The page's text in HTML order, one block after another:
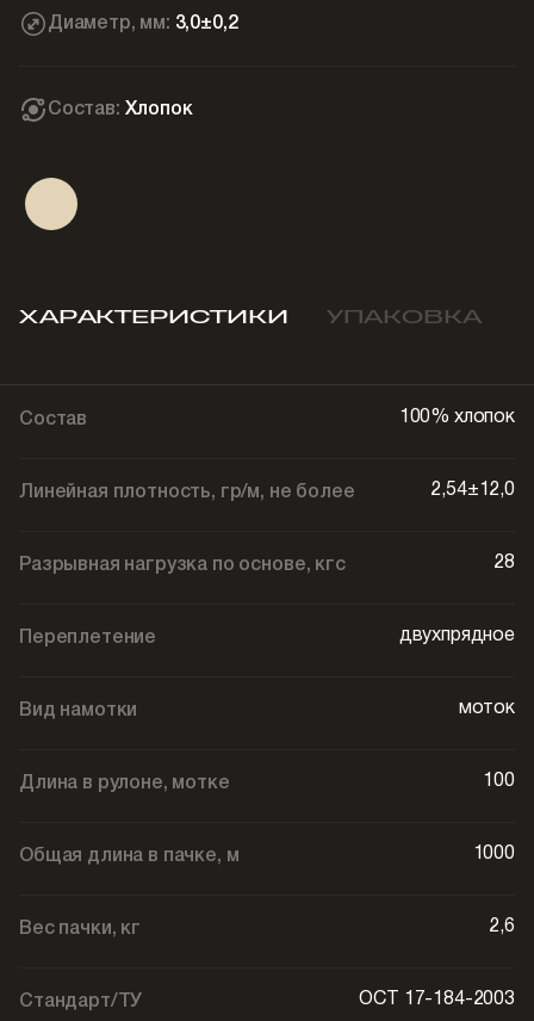
Диаметр, мм: 3,0±0,2
Состав: Хлопок
ХАРАКТЕРИСТИКИ УПАКОВКА
Состав 100% хлопок
Линейная плотность, гр/м, не более 2,54±12,0
Разрывная нагрузка по основе, кгс 28
Переплетение двухпрядное
Вид намотки моток
Длина в рулоне, мотке 100
Общая длина в пачке, м 1000
Вес пачки, кг 2,6
Стандарт/ТУ ОСТ 17-184-2003